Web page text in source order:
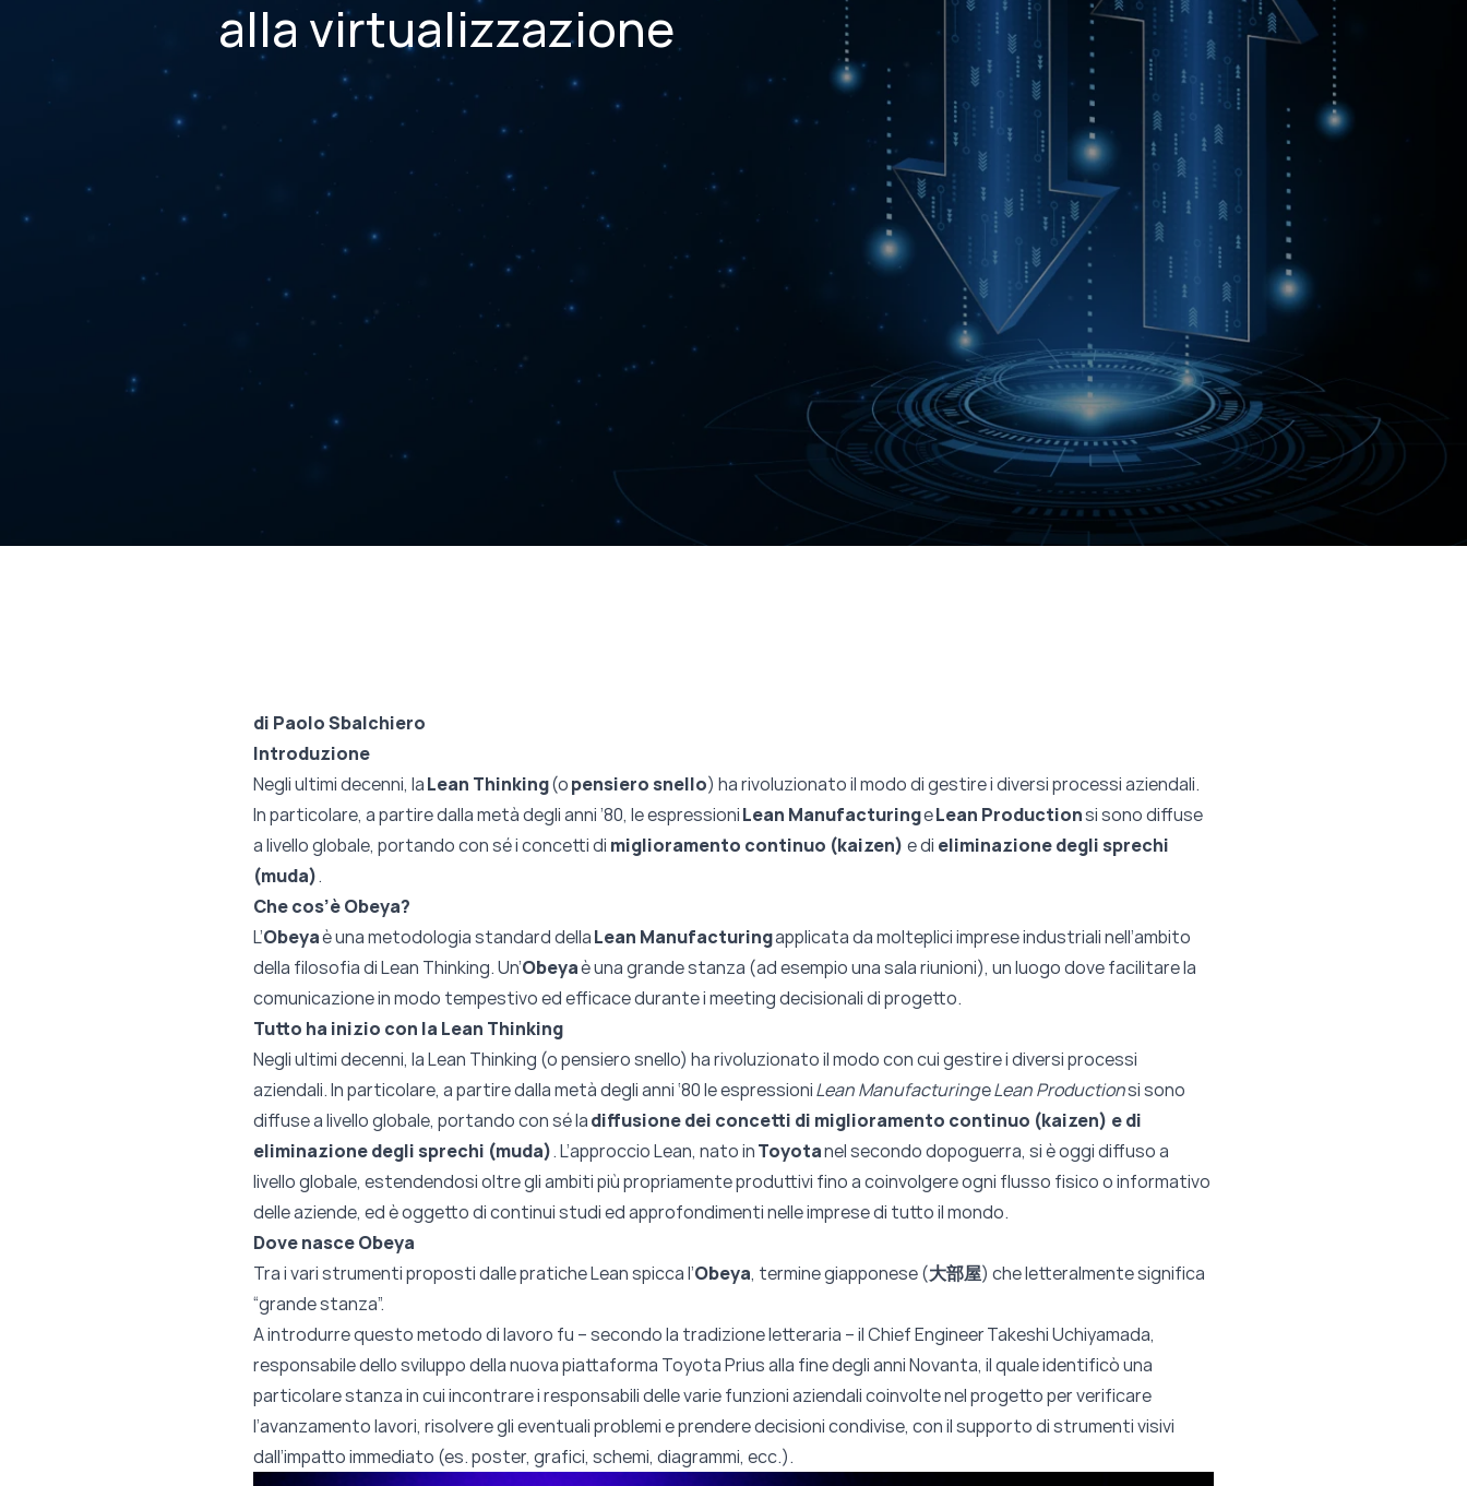
alla virtualizzazione
di Paolo Sbalchiero
Introduzione
Negli ultimi decenni, laLean Thinking(opensiero snello) ha rivoluzionato il modo di gestire i diversi processi aziendali.
In particolare, a partire dalla metà degli anni ’80, le espressioniLean ManufacturingeLean Productionsi sono diffuse
a livello globale, portando con sé i concetti di miglioramento continuo (kaizen) e di eliminazione degli sprechi
(muda).
Che cos’è Obeya?
L’Obeyaè una metodologia standard dellaLean Manufacturingapplicata da molteplici imprese industriali nell’ambito
della filosofia di Lean Thinking. Un’Obeyaè una grande stanza (ad esempio una sala riunioni), un luogo dove facilitare la
comunicazione in modo tempestivo ed efficace durante i meeting decisionali di progetto.
Tutto ha inizio con la Lean Thinking
Negli ultimi decenni, la Lean Thinking (o pensiero snello) ha rivoluzionato il modo con cui gestire i diversi processi
aziendali. In particolare, a partire dalla metà degli anni ‘80 le espressioniLean ManufacturingeLean Productionsi sono
diffuse a livello globale, portando con sé ladiffusione dei concetti di miglioramento continuo (kaizen) e di
eliminazione degli sprechi (muda). L’approccio Lean, nato inToyotanel secondo dopoguerra, si è oggi diffuso a
livello globale, estendendosi oltre gli ambiti più propriamente produttivi fino a coinvolgere ogni flusso fisico o informativo
delle aziende, ed è oggetto di continui studi ed approfondimenti nelle imprese di tutto il mondo.
Dove nasce Obeya
Tra i vari strumenti proposti dalle pratiche Lean spicca l’Obeya, termine giapponese (大部屋) che letteralmente significa
“grande stanza”.
A introdurre questo metodo di lavoro fu – secondo la tradizione letteraria – il Chief EngineerTakeshi Uchiyamada,
responsabile dello sviluppo della nuova piattaforma Toyota Prius alla fine degli anni Novanta, il quale identificò una
particolare stanza in cui incontrare i responsabili delle varie funzioni aziendali coinvolte nel progetto per verificare
l’avanzamento lavori, risolvere gli eventuali problemi e prendere decisioni condivise, con il supporto di strumenti visivi
dall’impatto immediato (es. poster, grafici, schemi, diagrammi, ecc.).